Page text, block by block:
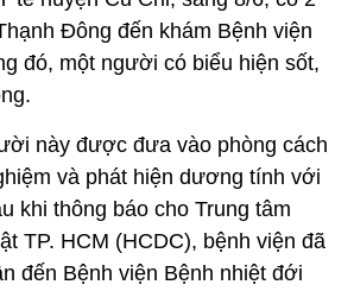
Đông đến khám Bệnh viện
đó, một người có biểu hiện sốt,
này được đưa vào phòng cách
và phát hiện dương tính với
khi thông báo cho Trung tâm
TP. HCM (HCDC), bệnh viện đã
đến Bệnh viện Bệnh nhiệt đới